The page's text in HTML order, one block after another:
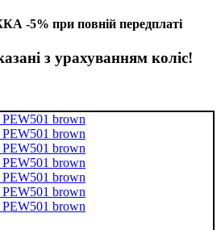
-5% при повній передплаті
з урахуванням коліс!